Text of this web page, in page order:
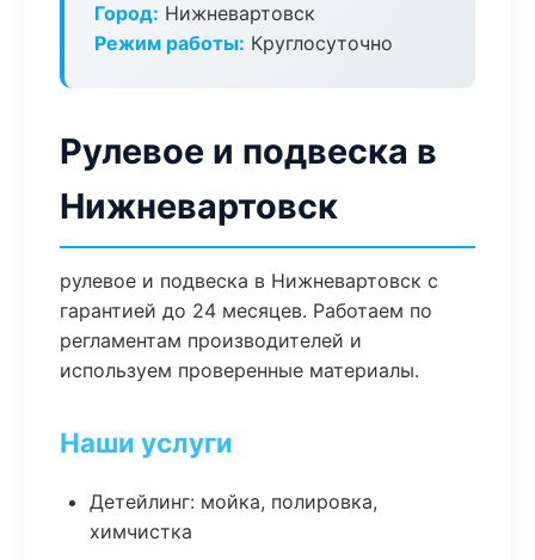
Город: Нижневартовск
Режим работы: Круглосуточно
Рулевое и подвеска в
Нижневартовск
рулевое и подвеска в Нижневартовск с
гарантией до 24 месяцев. Работаем по
регламентам производителей и
используем проверенные материалы.
Наши услуги
Детейлинг: мойка, полировка,
химчистка